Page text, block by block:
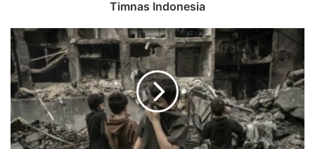
Timnas Indonesia